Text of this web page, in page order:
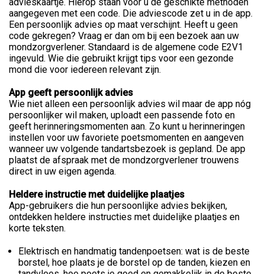
aangegeven met een code. Die adviescode zet u in de app.
Een persoonlijk advies op maat verschijnt. Heeft u geen
code gekregen? Vraag er dan om bij een bezoek aan uw
mondzorgverlener. Standaard is de algemene code E2V1
ingevuld. Wie die gebruikt krijgt tips voor een gezonde
mond die voor iedereen relevant zijn.
App geeft persoonlijk advies
Wie niet alleen een persoonlijk advies wil maar de app nóg
persoonlijker wil maken, uploadt een passende foto en
geeft herinneringsmomenten aan. Zo kunt u herinneringen
instellen voor uw favoriete poetsmomenten en aangeven
wanneer uw volgende tandartsbezoek is gepland. De app
plaatst de afspraak met de mondzorgverlener trouwens
direct in uw eigen agenda.
Heldere instructie met duidelijke plaatjes
App-gebruikers die hun persoonlijke advies bekijken,
ontdekken heldere instructies met duidelijke plaatjes en
korte teksten.
Elektrisch en handmatig tandenpoetsen: wat is de beste
borstel, hoe plaats je de borstel op de tanden, kiezen en